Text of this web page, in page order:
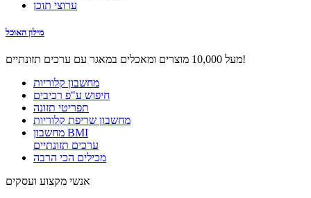
ערוצי תוכן
מילון האוכל
מעל 10,000 מוצרים ומאכלים במאגר עם ערכים תזונתיים!
מחשבון קלוריות
חיפוש ע"פ רכיבים
תפריטי תזונה
מחשבון שריפת קלוריות
מחשבון BMI
ערכים תזונתיים
מכילים הכי הרבה
אנשי מקצוע ועסקים